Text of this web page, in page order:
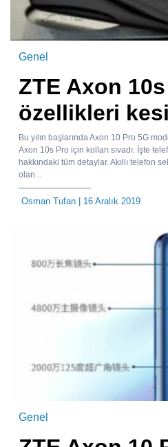
Genel
ZTE Axon
özellikleri
Bu yılın başlarında Axon 10 Pro 5G
Axon 10s Pro için kolları sıvadı. İşte
hakkındaki tüm detaylar. Akıllı telefon
olan...
Osman Tufan | 16 Aralık 2019
Genel